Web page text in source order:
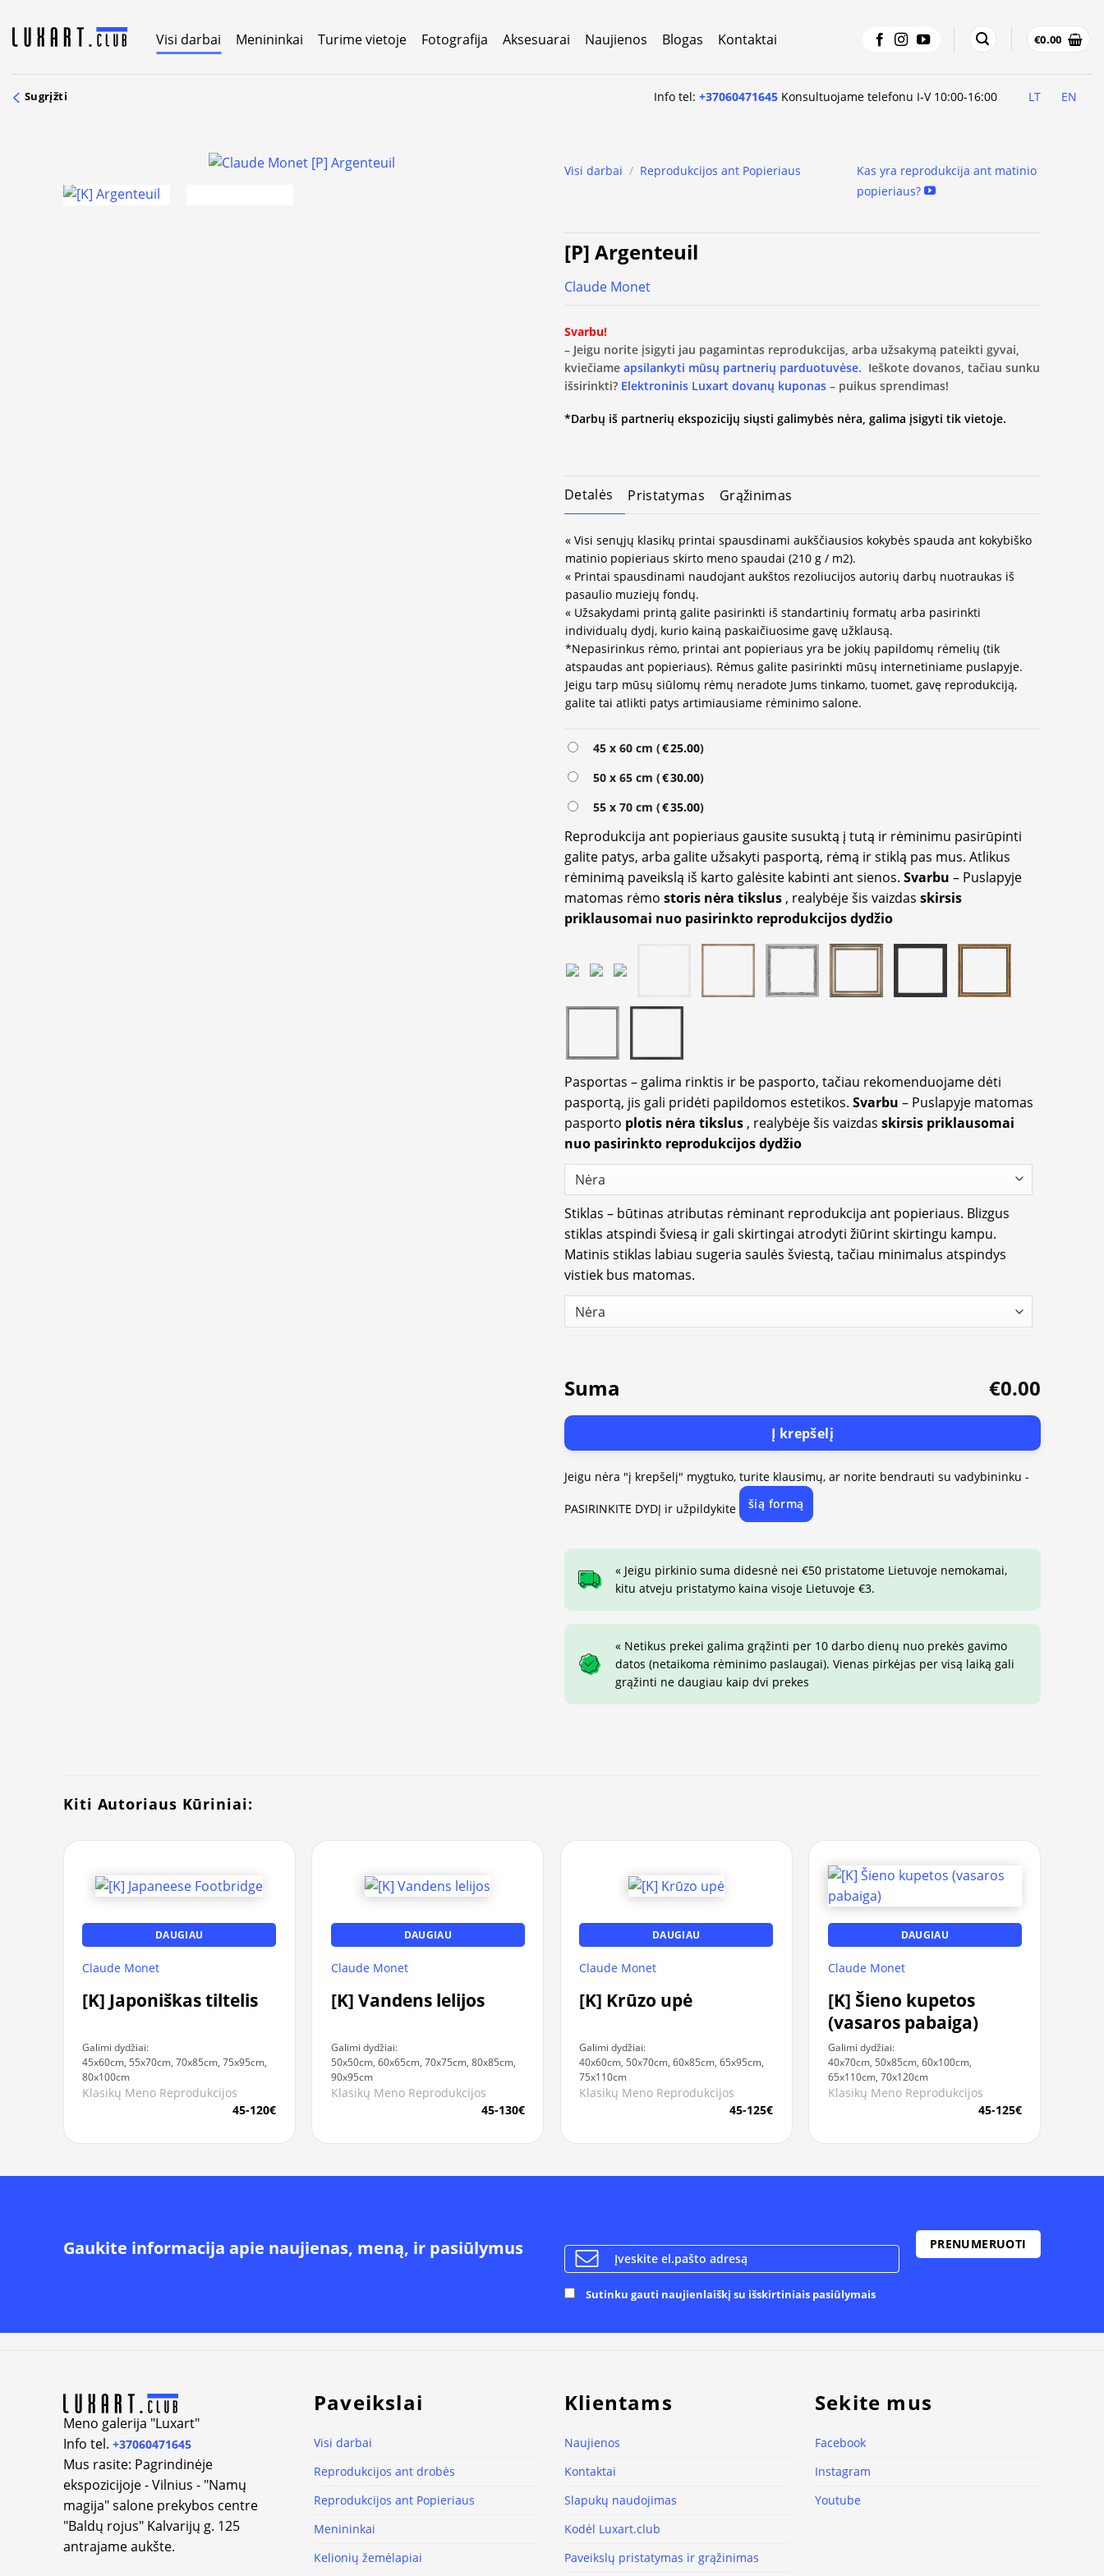
content
Visi darbai Menininkai Turime vietoje Fotografija Aksesuarai Naujienos Blogas Kontaktai €0.00
Sugrįžti Info tel:+37060471645 Konsultuojame telefonu I-V 10:00-16:00 LT EN
Visi darbai / Reprodukcijos ant Popieriaus
Kas yra reprodukcija ant matinio
popieriaus?
[P] Argenteuil
Claude Monet
Svarbu!
– Jeigu norite įsigyti jau pagamintas reprodukcijas, arba užsakymą pateikti gyvai,
kviečiame apsilankyti mūsų partnerių parduotuvėse. Ieškote dovanos, tačiau sunku
išsirinkti? Elektroninis Luxart dovanų kuponas – puikus sprendimas!
*Darbų iš partnerių ekspozicijų siųsti galimybės nėra, galima įsigyti tik vietoje.
Detalės Pristatymas Grąžinimas
« Visi senųjų klasikų printai spausdinami aukščiausios kokybės spauda ant kokybiško
matinio popieriaus skirto meno spaudai (210 g / m2).
« Printai spausdinami naudojant aukštos rezoliucijos autorių darbų nuotraukas iš
pasaulio muziejų fondų.
« Užsakydami printą galite pasirinkti iš standartinių formatų arba pasirinkti
individualų dydį, kurio kainą paskaičiuosime gavę užklausą.
*Nepasirinkus rėmo, printai ant popieriaus yra be jokių papildomų rėmelių (tik
atspaudas ant popieriaus). Rėmus galite pasirinkti mūsų internetiniame puslapyje.
Jeigu tarp mūsų siūlomų rėmų neradote Jums tinkamo, tuomet, gavę reprodukciją,
galite tai atlikti patys artimiausiame rėminimo salone.
45 x 60 cm (€25.00)
50 x 65 cm (€30.00)
55 x 70 cm (€35.00)
Reprodukcija ant popieriaus gausite susuktą į tutą ir rėminimu pasirūpinti
galite patys, arba galite užsakyti pasportą, rėmą ir stiklą pas mus. Atlikus
rėminimą paveikslą iš karto galėsite kabinti ant sienos. Svarbu – Puslapyje
matomas rėmo storis nėra tikslus , realybėje šis vaizdas skirsis
priklausomai nuo pasirinkto reprodukcijos dydžio
Pasportas – galima rinktis ir be pasporto, tačiau rekomenduojame dėti
pasportą, jis gali pridėti papildomos estetikos. Svarbu – Puslapyje matomas
pasporto plotis nėra tikslus , realybėje šis vaizdas skirsis priklausomai
nuo pasirinkto reprodukcijos dydžio
Stiklas – būtinas atributas rėminant reprodukcija ant popieriaus. Blizgus
stiklas atspindi šviesą ir gali skirtingai atrodyti žiūrint skirtingu kampu.
Matinis stiklas labiau sugeria saulės šviestą, tačiau minimalus atspindys
vistiek bus matomas.
Suma €0.00
Į krepšelį
Alternative:
Jeigu nėra "į krepšelį" mygtuko, turite klausimų, ar norite bendrauti su vadybininku -
PASIRINKITE DYDĮ ir užpildykite šią formą
« Jeigu pirkinio suma didesnė nei €50 pristatome Lietuvoje nemokamai,
kitu atveju pristatymo kaina visoje Lietuvoje €3.
« Netikus prekei galima grąžinti per 10 darbo dienų nuo prekės gavimo
datos (netaikoma rėminimo paslaugai). Vienas pirkėjas per visą laiką gali
grąžinti ne daugiau kaip dvi prekes
Kiti Autoriaus Kūriniai:
DAUGIAU
Claude Monet
[K] Japoniškas tiltelis
Galimi dydžiai:
45x60cm, 55x70cm, 70x85cm, 75x95cm,
80x100cm
Klasikų Meno Reprodukcijos
45-120€
DAUGIAU
Claude Monet
[K] Vandens lelijos
Galimi dydžiai:
50x50cm, 60x65cm, 70x75cm, 80x85cm,
90x95cm
Klasikų Meno Reprodukcijos
45-130€
DAUGIAU
Claude Monet
[K] Krūzo upė
Galimi dydžiai:
40x60cm, 50x70cm, 60x85cm, 65x95cm,
75x110cm
Klasikų Meno Reprodukcijos
45-125€
DAUGIAU
Claude Monet
[K] Šieno kupetos
(vasaros pabaiga)
Galimi dydžiai:
40x70cm, 50x85cm, 60x100cm,
65x110cm, 70x120cm
Klasikų Meno Reprodukcijos
45-125€
Gaukite informacija apie naujienas, meną, ir pasiūlymus
Sutinku gauti naujienlaiškį su išskirtiniais pasiūlymais
Meno galerija "Luxart"
Info tel. +37060471645
Mus rasite: Pagrindinėje
ekspozicijoje - Vilnius - "Namų
magija" salone prekybos centre
"Baldų rojus" Kalvarijų g. 125
antrajame aukšte.
Paveikslai
Visi darbai
Reprodukcijos ant drobės
Reprodukcijos ant Popieriaus
Menininkai
Kelionių žemėlapiai
Klientams
Naujienos
Kontaktai
Slapukų naudojimas
Kodėl Luxart.club
Paveikslų pristatymas ir grąžinimas
Sekite mus
Facebook
Instagram
Youtube